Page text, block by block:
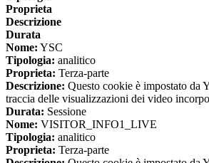
Proprieta
Descrizione
Durata
Nome: YSC
Tipologia: analitico
Proprieta: Terza-parte
Descrizione: Questo cookie è impostato da
traccia delle visualizzazioni dei video
Durata: Sessione
Nome: VISITOR_INFO1_LIVE
Tipologia: analitico
Proprieta: Terza-parte